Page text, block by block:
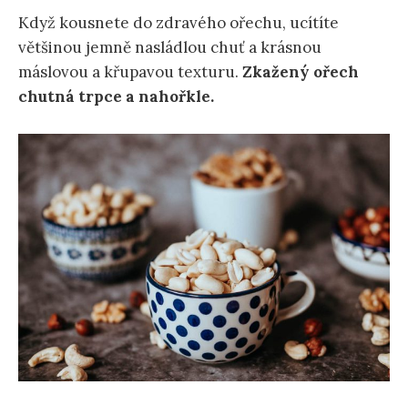
Když kousnete do zdravého ořechu, ucítíte
většinou jemně nasládlou chuť a krásnou
máslovou a křupavou texturu. Zkažený ořech
chutná trpce a nahořkle.